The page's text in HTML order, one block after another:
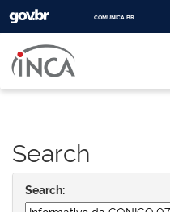
COMUNICA BR
navigation
Search
Search: